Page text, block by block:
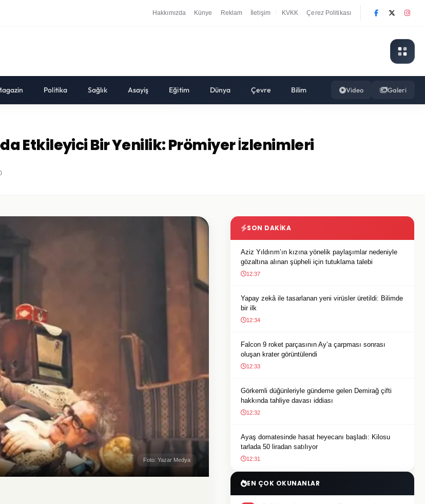
Hakkımızda Künye Reklam İletişim KVKK Çerez Politikası
Politika Sağlık Asayiş Eğitim Dünya Çevre Bilim Video Galeri
Etkileyici Bir Yenilik: Prömiyer İzlenimleri
Foto: Yazar Medya
SON DAKIKA
Aziz Yıldırım’ın kızına yönelik paylaşımlar nedeniyle
gözaltına alınan şüpheli için tutuklama talebi
12:37
Yapay zekâ ile tasarlanan yeni virüsler üretildi: Bilimde
bir ilk
12:34
Falcon 9 roket parçasının Ay’a çarpması sonrası
oluşan krater görüntülendi
12:33
Görkemli düğünleriyle gündeme gelen Demirağ çifti
hakkında tahliye davası iddiası
12:32
Ayaş domatesinde hasat heyecanı başladı: Kilosu
tarlada 50 liradan satılıyor
12:31
EN ÇOK OKUNANLAR